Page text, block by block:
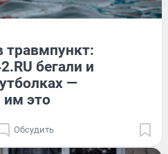
травмпункт:
бегали и
—
им это
Обсудить